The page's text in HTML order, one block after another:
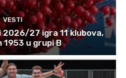
VESTI
2026/27 igra 11 klubova,
1953 u grupi B